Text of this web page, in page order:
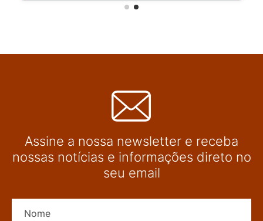
Assine a nossa newsletter e receba
nossas notícias e informações direto no
seu email